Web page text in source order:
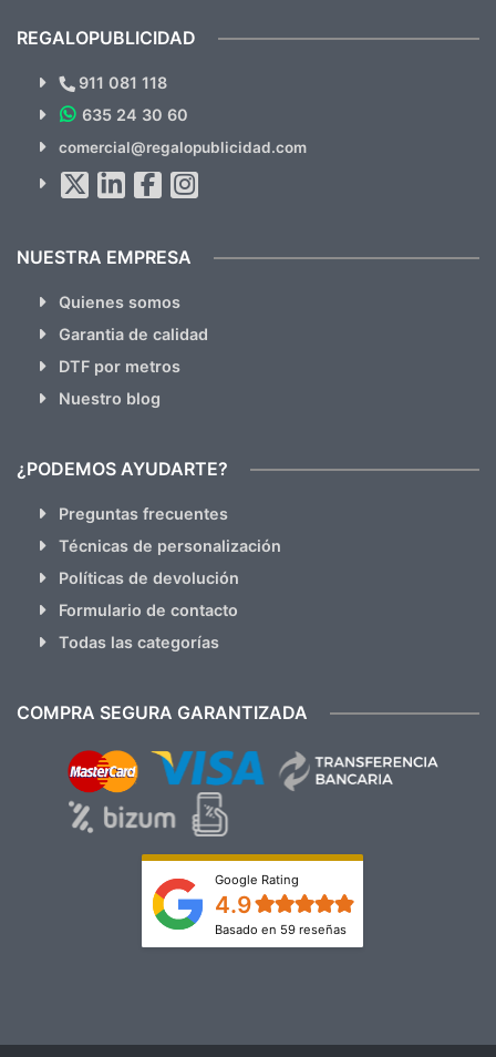
¿Quieres ver nuestras últimas
Novedades y Ofertas?
hacemos Spam)
REGALOPUBLICIDAD
911 081 118
635 24 30 60
comercial@regalopublicidad.com
NUESTRA EMPRESA
Quienes somos
Garantia de calidad
DTF por metros
Nuestro blog
¿PODEMOS AYUDARTE?
Preguntas frecuentes
Técnicas de personalización
Políticas de devolución
Formulario de contacto
Todas las categorías
COMPRA SEGURA GARANTIZADA
Google Rating
4.9
Basado en 59 reseñas